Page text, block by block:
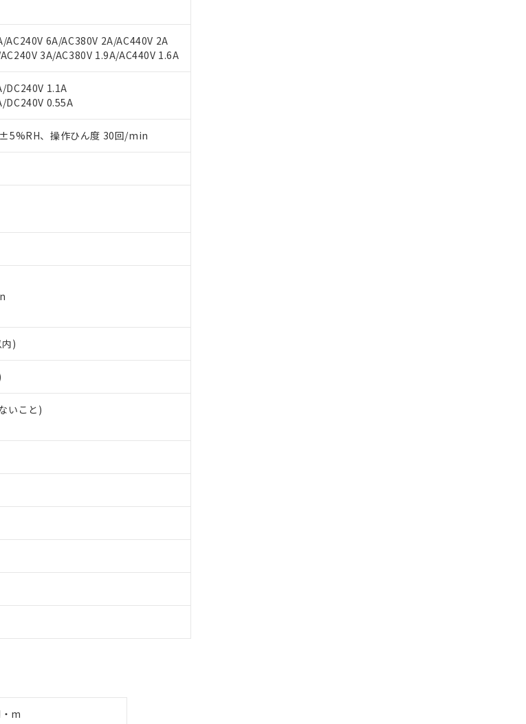
6A/AC380V 2A/AC440V 2A
3A/AC380V 1.9A/AC440V 1.6A
DC240V 1.1A
DC240V 0.55A
、操作ひん度 30回/min
)
いこと)
m
ご利用ください。
扱商品の当社在庫状況および標準価格(税抜)を提供させていただ
、本サービスの対象外となる商品もあることをご了承ください。
、記載している更新日時点での社内データに基づき作成されるも
客様のお取引先、またはお客様担当のオムロン制御機器販売店・
の事前の承諾なく第三者に漏洩または開示しないようお願いしま
ービス）をご利用いただくには、I-Webメンバーズにご登録され
お客様との取引・商談に必要な範囲で利用することをご了承くだ
報の共同利用に関して"
有に対応した製品に切り替える予定のある商品です。
非含有に非対応の商品で、対応品を出す予定はありません。
非含有の対応状況を調査中または確認中の商品です。
害物質有無と関係のない商品です。
ドミウム(Cd) 100ppm以下、
ル類(PBB) 1000ppm以下、ポリ臭化ジフェニルエーテル類(PBDE) 1000ppm以下、
1000ppm以下、フタル酸ブチルベンジル（BBP） 1000ppm以下、フタル酸ジブチ
1000ppm以下
る適用除外項目は除く。
意図的な使用がないことを確認しています。
月が前後することがあります。
とができます。
物質の対応では、対応完了までの期間は出荷製品に未対応品が
ておりました。
ていることから、特段のことがない限り、2022年1月12日よ
基準値以下であることを示します。
の基準値を超えていることを示します。
い合わせください。
ウム) : 100ppm、
質が外部に漏えいし、環境に深刻な影響を及ぼさない年数を意
い合わせください。
場合は、日本国政府の輸出許可(または役務取引許可)を取得する
全に破砕するなど、違法に輸出されないよう必要な手段を講じ
ル、化学兵器、生物兵器またはその他武器並びにこれらの製造装
る場合は、上記1、2および3の内容を当該第三者に通知します。
る キャンセル
ては、お客様のお取引先、またはお客様担当のオムロン制御
情報を公開していない機種